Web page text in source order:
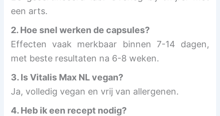
een arts.
2. Hoe snel werken de capsules?
Effecten vaak merkbaar binnen 7-14 dagen,
met beste resultaten na 6-8 weken.
3. IsVitalis Max NLvegan?
Ja, volledig vegan en vrij van allergenen.
4. Heb ik een recept nodig?